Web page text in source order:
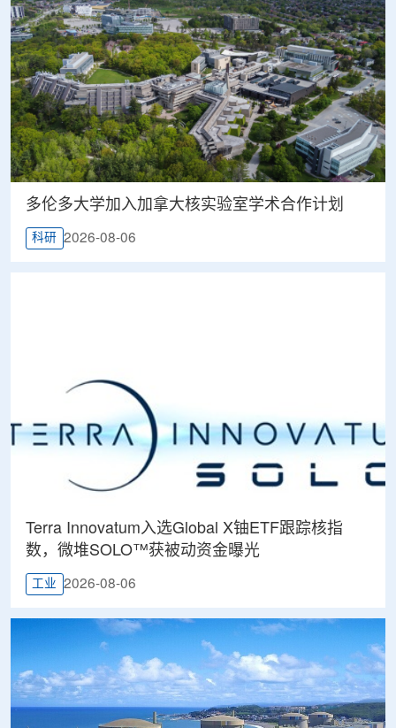
多伦多大学加入加拿大核实验室学术合作计划
科研 2026-08-06
Terra Innovatum入选Global X铀ETF跟踪核指
数，微堆SOLO™获被动资金曝光
工业 2026-08-06